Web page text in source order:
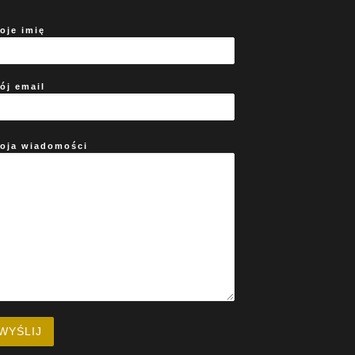
imię
email
wiadomości